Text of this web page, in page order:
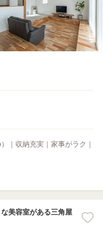
｜収納充実｜家事がラク｜
美容室がある三角屋